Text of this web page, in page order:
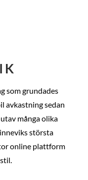
som grundades
avkastning sedan
många olika
största
online plattform